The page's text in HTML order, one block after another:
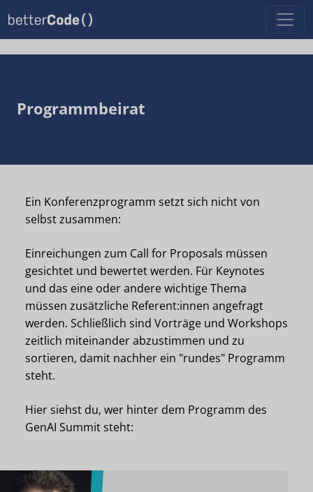
Programmbeirat
Ein Konferenzprogramm setzt sich nicht von
selbst zusammen:
Einreichungen zum Call for Proposals müssen
gesichtet und bewertet werden. Für Keynotes
und das eine oder andere wichtige Thema
müssen zusätzliche Referent:innen angefragt
werden. Schließlich sind Vorträge und Workshops
zeitlich miteinander abzustimmen und zu
sortieren, damit nachher ein "rundes" Programm
steht.
Hier siehst du, wer hinter dem Programm des
GenAI Summit steht: